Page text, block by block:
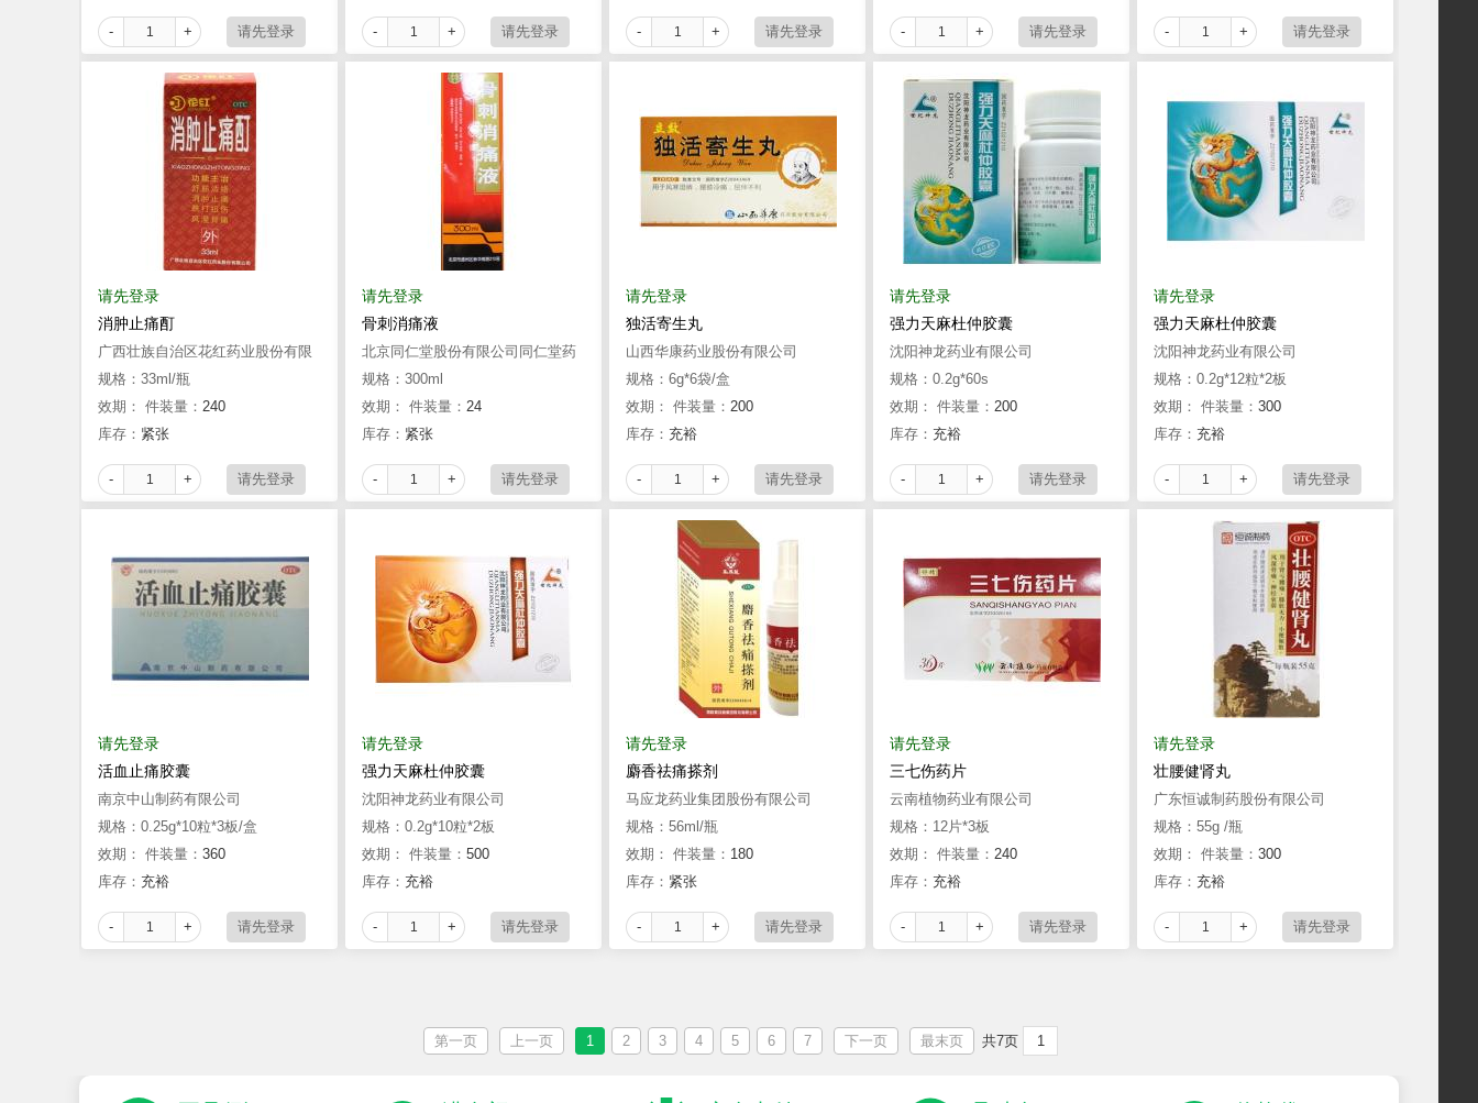
- + - + - + - + - +
请先登录
消肿止痛酊
广西壮族自治区花红药业股份有限
公司
规格：33ml/瓶
效期： 件装量： 240
库存： 紧张
- +
请先登录
骨刺消痛液
北京同仁堂股份有限公司同仁堂药
酒厂
规格：300ml
效期： 件装量： 24
库存： 紧张
- +
请先登录
独活寄生丸
山西华康药业股份有限公司
规格：6g*6袋/盒
效期： 件装量： 200
库存： 充裕
- +
请先登录
强力天麻杜仲胶囊
沈阳神龙药业有限公司
规格：0.2g*60s
效期： 件装量： 200
库存： 充裕
- +
请先登录
强力天麻杜仲胶囊
沈阳神龙药业有限公司
规格：0.2g*12粒*2板
效期： 件装量： 300
库存： 充裕
- +
请先登录
活血止痛胶囊
南京中山制药有限公司
规格：0.25g*10粒*3板/盒
效期： 件装量： 360
库存： 充裕
- +
请先登录
强力天麻杜仲胶囊
沈阳神龙药业有限公司
规格：0.2g*10粒*2板
效期： 件装量： 500
库存： 充裕
- +
请先登录
麝香祛痛搽剂
马应龙药业集团股份有限公司
规格：56ml/瓶
效期： 件装量： 180
库存： 紧张
- +
请先登录
三七伤药片
云南植物药业有限公司
规格：12片*3板
效期： 件装量： 240
库存： 充裕
- +
请先登录
壮腰健肾丸
广东恒诚制药股份有限公司
规格：55g /瓶
效期： 件装量： 300
库存： 充裕
- +
第一页 上一页 1 2 3 4 5 6 7 下一页 最末页 共7页